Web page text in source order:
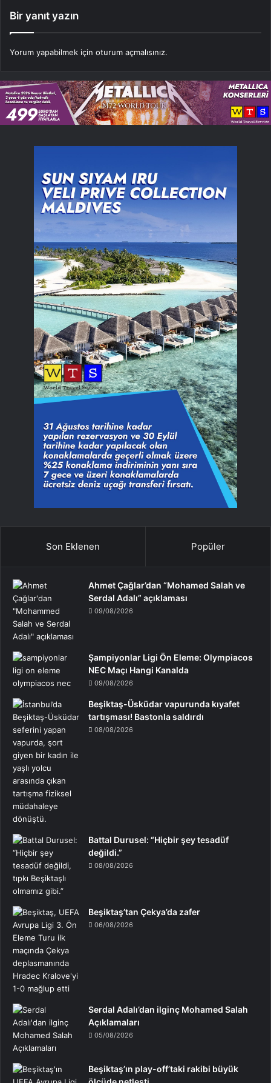
Bir yanıt yazın
Yorum yapabilmek için oturum açmalısınız.
Son Eklenen Popüler
Ahmet Çağlar’dan “Mohamed Salah ve
Serdal Adalı” açıklaması
09/08/2026
Şampiyonlar Ligi Ön Eleme: Olympiacos
NEC Maçı Hangi Kanalda
09/08/2026
Beşiktaş-Üsküdar vapurunda kıyafet
tartışması! Bastonla saldırdı
08/08/2026
Battal Durusel: “Hiçbir şey tesadüf
değildi.”
08/08/2026
Beşiktaş’tan Çekya’da zafer
06/08/2026
Serdal Adalı’dan ilginç Mohamed Salah
Açıklamaları
05/08/2026
Beşiktaş’ın play-off’taki rakibi büyük